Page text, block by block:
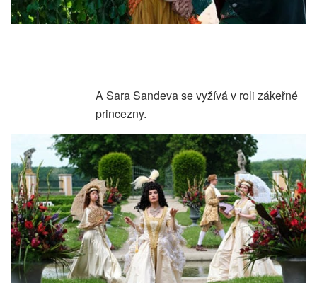
A Sara Sandeva se vyžívá v roli zákeřné
princezny.